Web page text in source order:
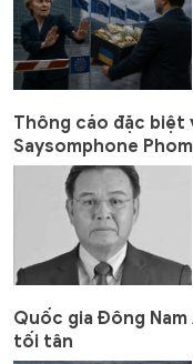
Thông cáo đặc biệt
Saysomphone
Quốc gia Đông
tối tân